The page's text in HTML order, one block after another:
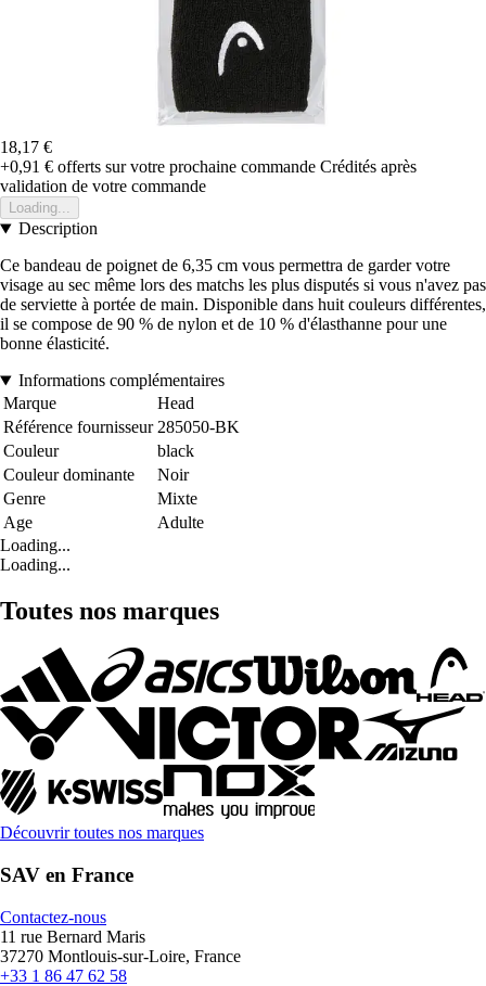
18,17 €
+0,91 € offerts sur votre prochaine commande Crédités après
validation de votre commande
Loading...
Description
Ce bandeau de poignet de 6,35 cm vous permettra de garder votre
visage au sec même lors des matchs les plus disputés si vous n'avez pas
de serviette à portée de main. Disponible dans huit couleurs différentes,
il se compose de 90 % de nylon et de 10 % d'élasthanne pour une
bonne élasticité.
Informations complémentaires
Marque
Head
Référence fournisseur 285050-BK
Couleur
black
Couleur dominante
Noir
Genre
Mixte
Age
Adulte
Loading...
Loading...
Toutes nos marques
Découvrir toutes nos marques
SAV en France
Contactez-nous
11 rue Bernard Maris
37270 Montlouis-sur-Loire, France
+33 1 86 47 62 58